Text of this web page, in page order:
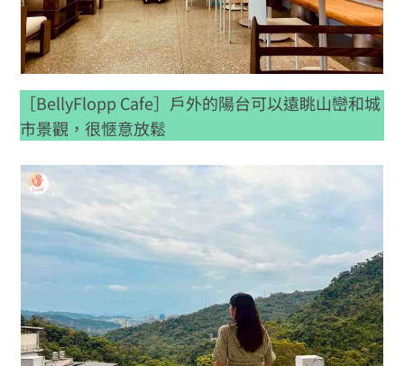
［BellyFlopp Cafe］戶外的陽台可以遠眺山巒和城
市景觀，很愜意放鬆